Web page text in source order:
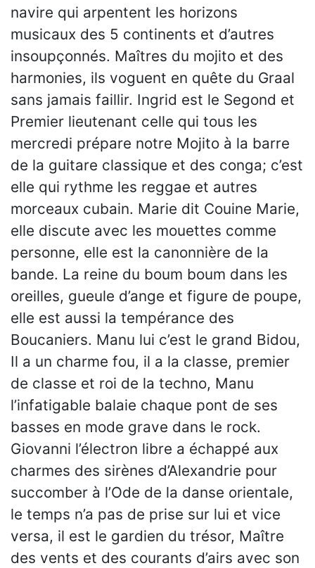
navire qui arpentent les horizons
musicaux des 5 continents et d’autres
insoupçonnés. Maîtres du mojito et des
harmonies, ils voguent en quête du Graal
sans jamais faillir. Ingrid est le Segond et
Premier lieutenant celle qui tous les
mercredi prépare notre Mojito à la barre
de la guitare classique et des conga; c’est
elle qui rythme les reggae et autres
morceaux cubain. Marie dit Couine Marie,
elle discute avec les mouettes comme
personne, elle est la canonnière de la
bande. La reine du boum boum dans les
oreilles, gueule d’ange et figure de poupe,
elle est aussi la tempérance des
Boucaniers. Manu lui c’est le grand Bidou,
Il a un charme fou, il a la classe, premier
de classe et roi de la techno, Manu
l’infatigable balaie chaque pont de ses
basses en mode grave dans le rock.
Giovanni l’électron libre a échappé aux
charmes des sirènes d’Alexandrie pour
succomber à l’Ode de la danse orientale,
le temps n’a pas de prise sur lui et vice
versa, il est le gardien du trésor, Maître
des vents et des courants d’airs avec son